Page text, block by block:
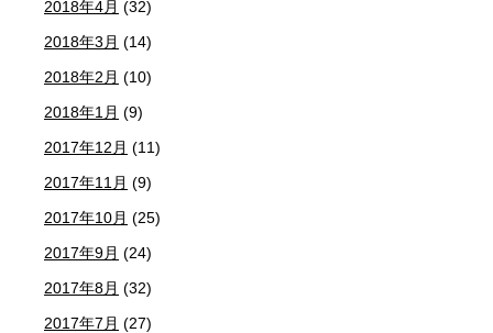
2018年4月 (32)
2018年3月 (14)
2018年2月 (10)
2018年1月 (9)
2017年12月 (11)
2017年11月 (9)
2017年10月 (25)
2017年9月 (24)
2017年8月 (32)
2017年7月 (27)